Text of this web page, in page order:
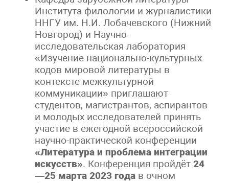
Института филологии и журналистики
ННГУ им. Н.И. Лобачевского (Нижний
Новгород) и Научно-
исследовательская лаборатория
«Изучение национально-культурных
кодов мировой литературы в
контексте межкультурной
коммуникации» приглашают
студентов, магистрантов, аспирантов
и молодых исследователей принять
участие в ежегодной всероссийской
научно-практической конференции
«Литература и проблема интеграции
искусств». Конференция пройдёт24
—25 марта 2023 года в очном